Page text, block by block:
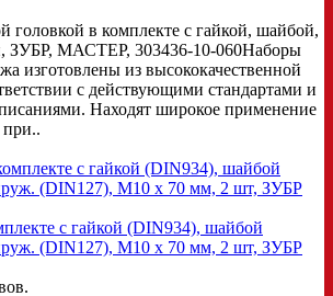
головкой в комплекте с гайкой, шайбой,
ЗУБР, МАСТЕР, 303436-10-060Наборы
изготовлены из высококачественной
с действующими стандартами и
Находят широкое применение
с гайкой (DIN934), шайбой
(DIN127), M10 x 70 мм, 2 шт, ЗУБР